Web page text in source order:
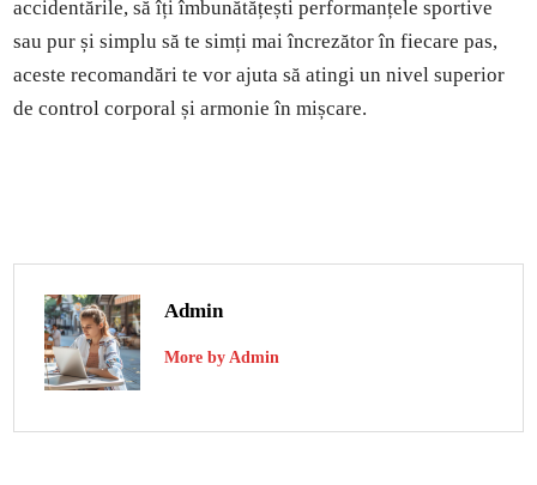
accidentările, să îți îmbunătățești performanțele sportive
sau pur și simplu să te simți mai încrezător în fiecare pas,
aceste recomandări te vor ajuta să atingi un nivel superior
de control corporal și armonie în mișcare.
Admin
More by Admin